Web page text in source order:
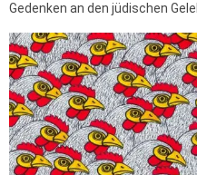
Gedenken an den jüdischen